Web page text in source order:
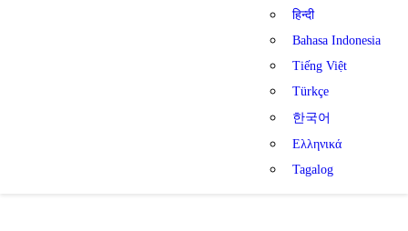
हिन्दी
Bahasa Indonesia
Tiếng Việt
Türkçe
한국어
Ελληνικά
Tagalog